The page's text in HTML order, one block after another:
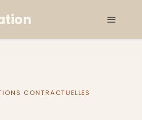
CONTRACTUELLES